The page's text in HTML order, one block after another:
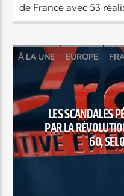
de France avec 53
À LA UNE EUROPE
LES SCANDALES
PAR LA
60,